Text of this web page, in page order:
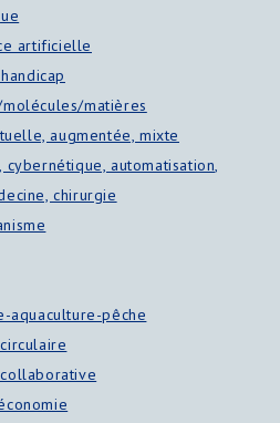
artificielle
matières
augmentée, mixte
cybernétique, automatisation,
chirurgie
aquaculture-pêche